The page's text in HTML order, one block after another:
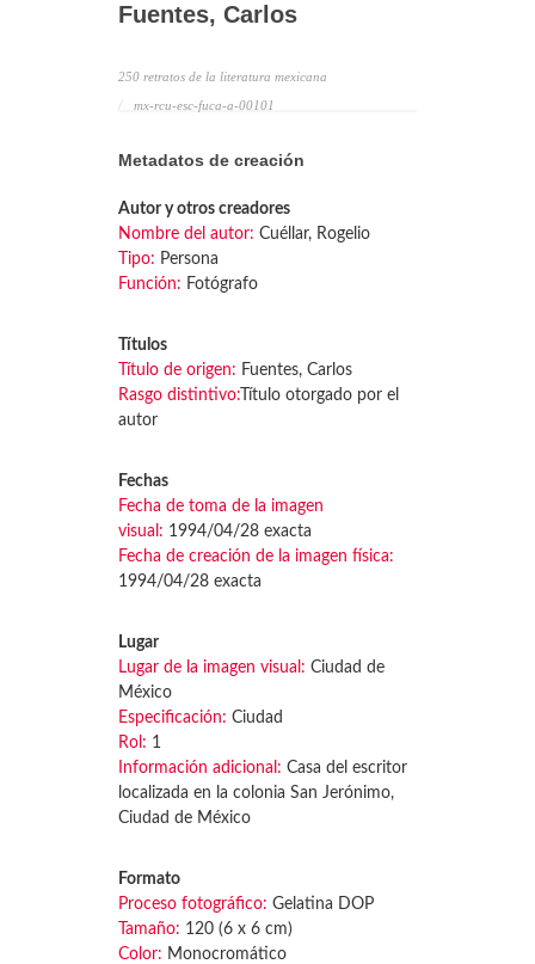
Fuentes, Carlos
250 retratos de la literatura mexicana
mx-rcu-esc-fuca-a-00101
Metadatos de creación
Autor y otros creadores
Nombre del autor: Cuéllar, Rogelio
Tipo: Persona
Función: Fotógrafo
Títulos
Título de origen: Fuentes, Carlos
Rasgo distintivo: Título otorgado por el
autor
Fechas
Fecha de toma de la imagen
visual: 1994/04/28 exacta
Fecha de creación de la imagen física:
1994/04/28 exacta
Lugar
Lugar de la imagen visual: Ciudad de
México
Especificación: Ciudad
Rol: 1
Información adicional: Casa del escritor
localizada en la colonia San Jerónimo,
Ciudad de México
Formato
Proceso fotográfico: Gelatina DOP
Tamaño: 120 (6 x 6 cm)
Color: Monocromático